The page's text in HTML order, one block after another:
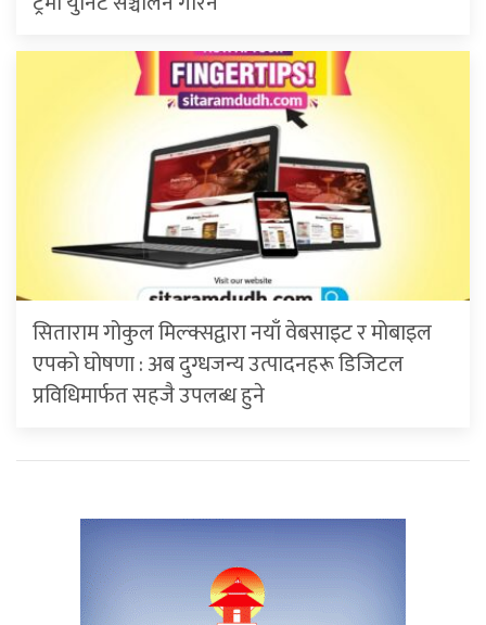
सिताराम गोकुल मिल्क्सद्वारा नयाँ वेबसाइट र मोबाइल
एपको घोषणा : अब दुग्धजन्य उत्पादनहरू डिजिटल
प्रविधिमार्फत सहजै उपलब्ध हुने